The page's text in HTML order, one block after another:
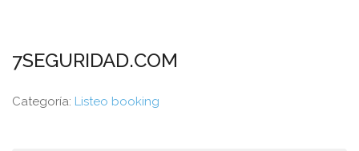
7SEGURIDAD.COM
Categoría: Listeo booking